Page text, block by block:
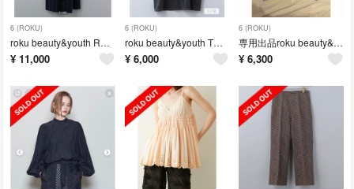
6 (ROKU)
roku beauty&youth REVER TAILOR COAT 38
¥ 11,000
6 (ROKU)
roku beauty&youth Tシャツ
¥ 6,000
6 (ROKU)
専用出品roku beauty&youth購入 champion古着スウェット
¥ 6,300